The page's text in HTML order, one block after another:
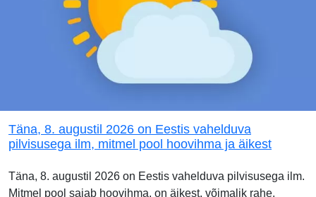
Täna, 8. augustil 2026 on Eestis vahelduva
pilvisusega ilm, mitmel pool hoovihma ja äikest
Täna, 8. augustil 2026 on Eestis vahelduva pilvisusega ilm.
Mitmel pool sajab hoovihma, on äikest, võimalik rahe.